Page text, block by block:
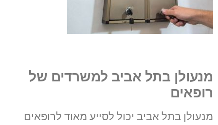
מנעולן בתל אביב למשרדים של
רופאים
מנעולן בתל אביב יכול לסייע מאוד לרופאים